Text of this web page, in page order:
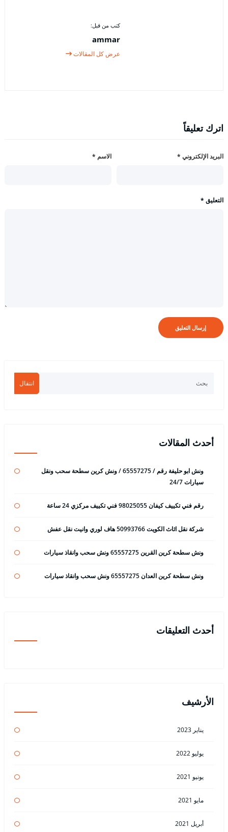
كتب من قبل:
ammar
عرض كل المقالات
اترك تعليقاً
الاسم * البريد الإلكتروني *
التعليق *
انتقال
أحدث المقالات
ونش ابو حليفة رقم / 65557275 / ونش كرين سطحة سحب ونقل
سيارات 24/7
رقم فني تكييف كيفان 98025055 فني تكييف مركزي 24 ساعة
شركة نقل اثاث الكويت 50993766 هاف لوري وانيت نقل عفش
ونش سطحة كرين القرين 65557275 ونش سحب وانقاذ سيارات
ونش سطحة كرين العدان 65557275 ونش سحب وانقاذ سيارات
أحدث التعليقات
الأرشيف
يناير 2023
يوليو 2022
يونيو 2021
مايو 2021
أبريل 2021